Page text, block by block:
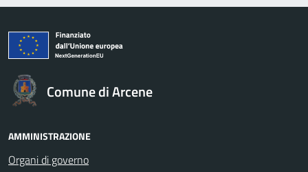
Comune di Arcene
AMMINISTRAZIONE
Organi di governo